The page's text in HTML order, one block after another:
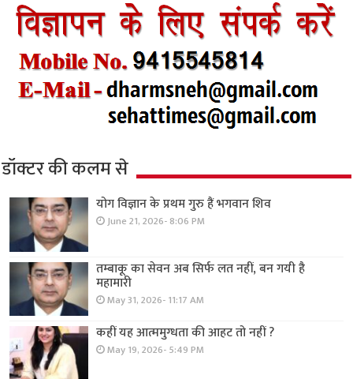
डॉक्टर की कलम से
योग विज्ञान के प्रथम गुरु हैं भगवान शिव
June 21, 2026- 8:06 PM
तम्बाकू का सेवन अब सिर्फ लत नहीं, बन गयी है
महामारी
May 31, 2026- 11:17 AM
कहीं यह आत्ममुग्धता की आहट तो नहीं ?
May 19, 2026- 5:49 PM